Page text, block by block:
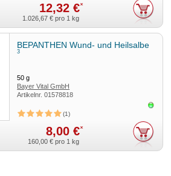
12,32 €*
1.026,67 € pro 1 kg
BEPANTHEN Wund- und Heilsalbe
3
50g
Bayer Vital GmbH
Artikelnr.01578818
1
8,00 €*
160,00 € pro 1 kg